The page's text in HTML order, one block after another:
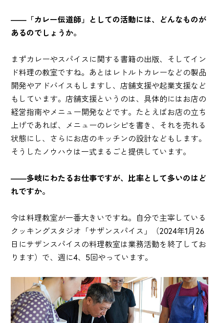
――「カレー伝道師」としての活動には、どんなものが
あるのでしょうか。
まずカレーやスパイスに関する書籍の出版、そしてイン
ド料理の教室ですね。あとはレトルトカレーなどの製品
開発やアドバイスもしますし、店舗支援や起業支援など
もしています。店舗支援というのは、具体的にはお店の
経営指南やメニュー開発などです。たとえばお店の立ち
上げであれば、メニューのレシピを書き、それを売れる
状態にし、さらにお店のキッチンの設計などもします。
そうしたノウハウは一式まるごと提供しています。
――多岐にわたるお仕事ですが、比率として多いのはど
れですか。
今は料理教室が一番大きいですね。自分で主宰している
クッキングスタジオ「サザンスパイス」（2024年1月26
日にサザンスパイスの料理教室は業務活動を終了してお
ります）で、週に4、5回やっています。